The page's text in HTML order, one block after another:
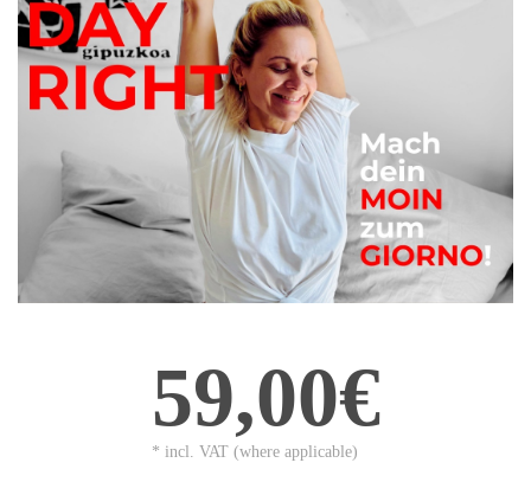
59,00€
* incl. VAT (where applicable)